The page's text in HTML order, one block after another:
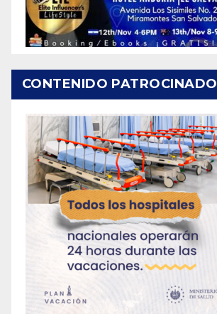
CONTENIDO PATROCINADO